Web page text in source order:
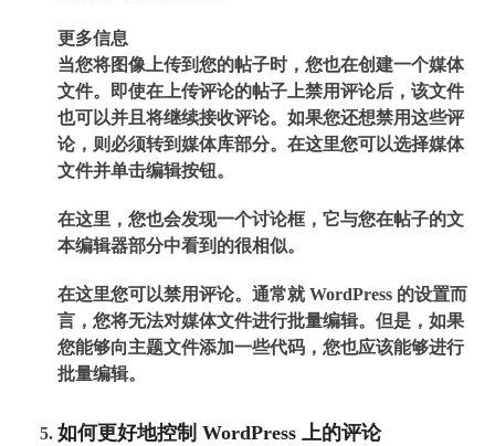
更多信息
当您将图像上传到您的帖子时，您也在创建一个媒体
文件。即使在上传评论的帖子上禁用评论后，该文件
也可以并且将继续接收评论。如果您还想禁用这些评
论，则必须转到媒体库部分。在这里您可以选择媒体
文件并单击编辑按钮。
在这里，您也会发现一个讨论框，它与您在帖子的文
本编辑器部分中看到的很相似。
在这里您可以禁用评论。通常就 WordPress 的设置而
言，您将无法对媒体文件进行批量编辑。但是，如果
您能够向主题文件添加一些代码，您也应该能够进行
批量编辑。
如何更好地控制 WordPress 上的评论